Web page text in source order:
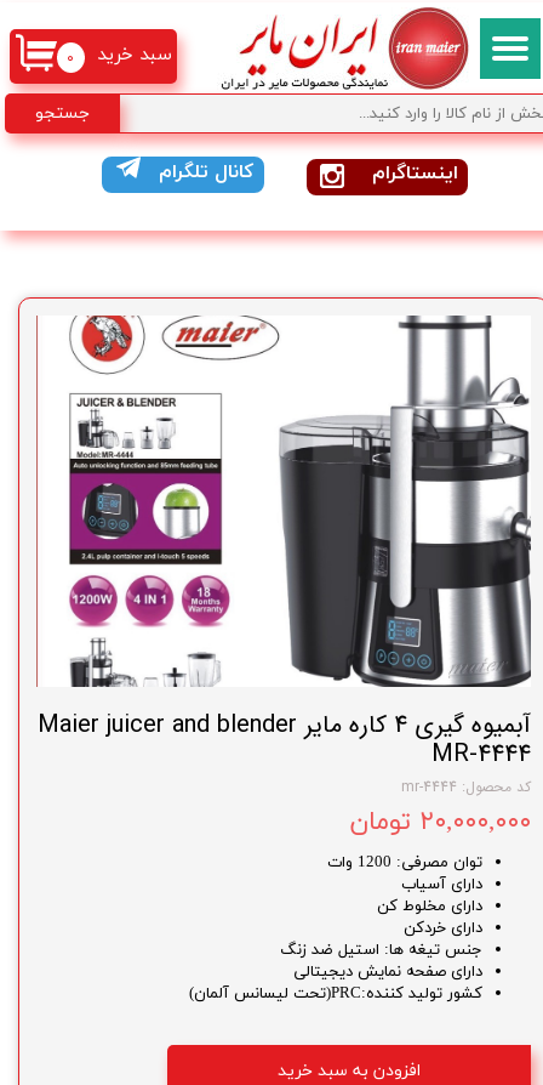
جستجو
کانال تلگرام اینستاگرام
۰ سبد خرید
آبمیوه گیری 4 کاره مایر Maier juicer and blender
MR-4444
کد محصول: mr-4444
۲۰,۰۰۰,۰۰۰ تومان
توان مصرفی: 1200 وات
دارای آسیاب
دارای مخلوط کن
دارای خردکن
جنس تیغه ها: استیل ضد زنگ
دارای صفحه نمایش دیجیتالی
کشور تولید کننده:PRC(تحت لیسانس آلمان)
افزودن به سبد خرید